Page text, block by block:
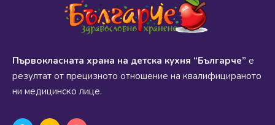
Първокласната храна на детска кухня “Българче” е
резултат от прецизното отношение на квалифицираното
ни медицинско лице.